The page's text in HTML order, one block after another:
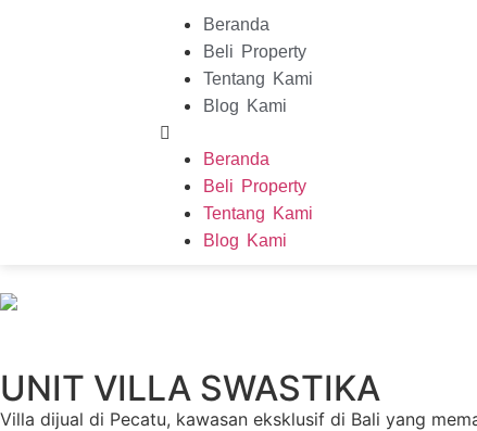
Beranda
Beli Property
Tentang Kami
Blog Kami
Beranda
Beli Property
Tentang Kami
Blog Kami
UNIT VILLA SWASTIKA
Villa dijual di Pecatu, kawasan eksklusif di Bali yang